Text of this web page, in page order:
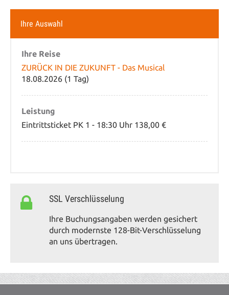
Ihre Auswahl
Ihre Reise
ZURÜCK IN DIE ZUKUNFT - Das Musical
18.08.2026 (1 Tag)
Leistung
Eintrittsticket PK 1 - 18:30 Uhr 138,00 €
SSL Verschlüsselung
Ihre Buchungsangaben werden gesichert
durch modernste 128-Bit-Verschlüsselung
an uns übertragen.